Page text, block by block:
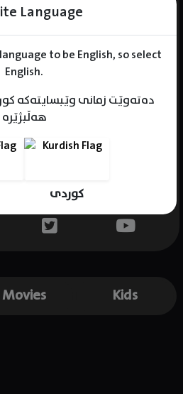
Language
to be English, so select
English.
دەتەوێت زمانی وێبسایتەکە
هەڵبژێرە
کوردی
Movies Kids